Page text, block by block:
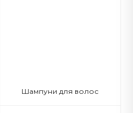
Шампуни для волос